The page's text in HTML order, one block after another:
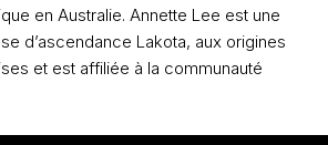
en Australie. Annette Lee est une
d’ascendance Lakota, aux origines
et est affiliée à la communauté